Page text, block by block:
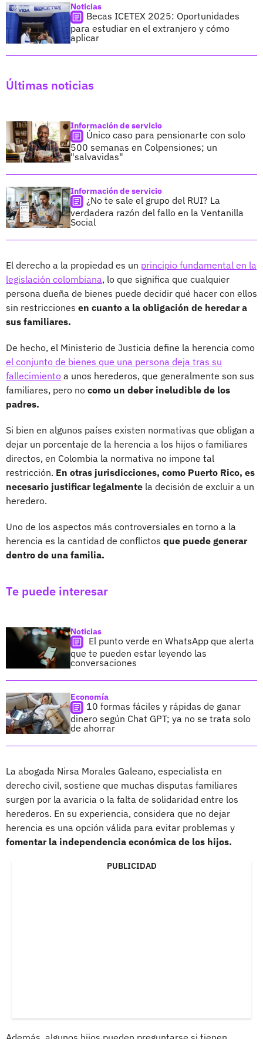
Noticias
Becas ICETEX 2025: Oportunidades
para estudiar en el extranjero y cómo
aplicar
Últimas noticias
Información de servicio
Único caso para pensionarte con solo
500 semanas en Colpensiones; un
"salvavidas"
Información de servicio
¿No te sale el grupo del RUI? La
verdadera razón del fallo en la Ventanilla
Social
El derecho a la propiedad es un principio fundamental en la
legislación colombiana, lo que significa que cualquier
persona dueña de bienes puede decidir qué hacer con ellos
sin restricciones en cuanto a la obligación de heredar a
sus familiares.
De hecho, el Ministerio de Justicia define la herencia como
el conjunto de bienes que una persona deja tras su
fallecimiento a unos herederos, que generalmente son sus
familiares, pero no como un deber ineludible de los
padres.
Si bien en algunos países existen normativas que obligan a
dejar un porcentaje de la herencia a los hijos o familiares
directos, en Colombia la normativa no impone tal
restricción. En otras jurisdicciones, como Puerto Rico, es
necesario justificar legalmente la decisión de excluir a un
heredero.
Uno de los aspectos más controversiales en torno a la
herencia es la cantidad de conflictos que puede generar
dentro de una familia.
Te puede interesar
Noticias
El punto verde en WhatsApp que alerta
que te pueden estar leyendo las
conversaciones
Economía
10 formas fáciles y rápidas de ganar
dinero según Chat GPT; ya no se trata solo
de ahorrar
La abogada Nirsa Morales Galeano, especialista en
derecho civil, sostiene que muchas disputas familiares
surgen por la avaricia o la falta de solidaridad entre los
herederos. En su experiencia, considera que no dejar
herencia es una opción válida para evitar problemas y
fomentar la independencia económica de los hijos.
PUBLICIDAD